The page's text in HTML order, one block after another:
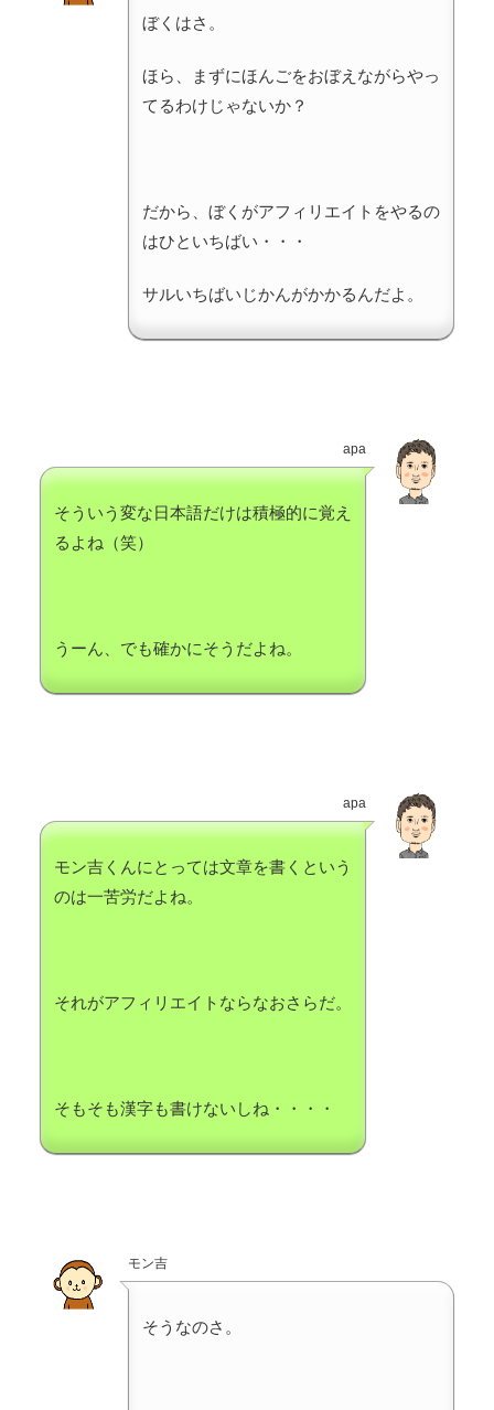
ぼくはさ。
ほら、まずにほんごをおぼえながらやっ
てるわけじゃないか？
だから、ぼくがアフィリエイトをやるの
はひといちばい・・・
サルいちばいじかんがかかるんだよ。
apa
そういう変な日本語だけは積極的に覚え
るよね（笑）
うーん、でも確かにそうだよね。
apa
モン吉くんにとっては文章を書くという
のは一苦労だよね。
それがアフィリエイトならなおさらだ。
そもそも漢字も書けないしね・・・・
モン吉
そうなのさ。